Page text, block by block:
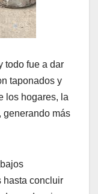
todo fue a dar
taponados y
los hogares, la
generando más
hasta concluir